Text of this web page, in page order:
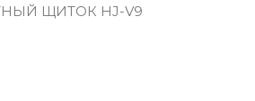
ЩИТОК HJ-V9